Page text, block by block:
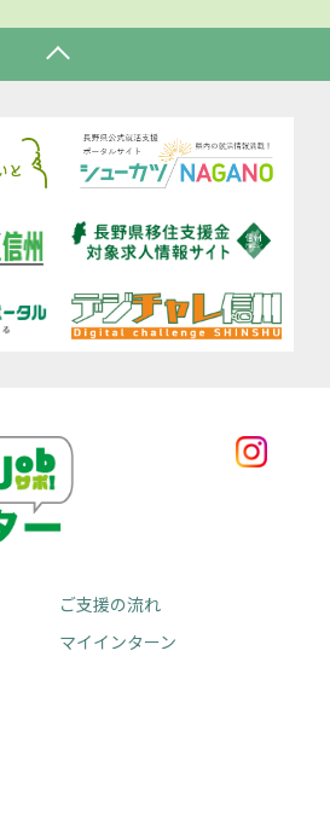
ご支援の流れ
マイインターン